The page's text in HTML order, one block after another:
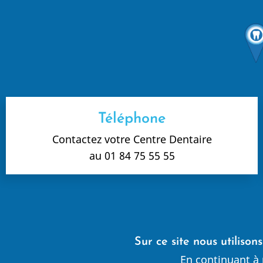
Téléphone
Contactez votre Centre Dentaire
au 01 84 75 55 55
Sur ce site nous
En continuant